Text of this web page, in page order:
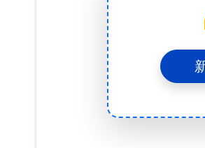
のProfessor of
は、｢効力という
ワクチンでもあ
Halfmann研究員